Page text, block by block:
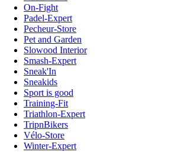
On-Fight
Padel-Expert
Pecheur-Store
Pet and Garden
Slowood Interior
Smash-Expert
Sneak'In
Sneakids
Sport is good
Training-Fit
Triathlon-Expert
TripnBikers
Vélo-Store
Winter-Expert